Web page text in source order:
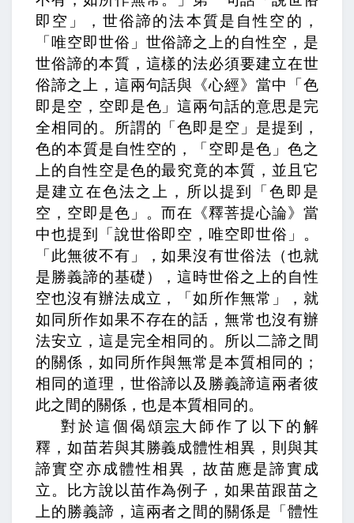
即空」，世俗諦的法本質是自性空的，
「唯空即世俗」世俗諦之上的自性空，是
世俗諦的本質，這樣的法必須要建立在世
俗諦之上，這兩句話與《心經》當中「色
即是空，空即是色」這兩句話的意思是完
全相同的。所謂的「色即是空」是提到，
色的本質是自性空的，「空即是色」色之
上的自性空是色的最究竟的本質，並且它
是建立在色法之上，所以提到「色即是
空，空即是色」。而在《釋菩提心論》當
中也提到「說世俗即空，唯空即世俗」。
「此無彼不有」，如果沒有世俗法（也就
是勝義諦的基礎），這時世俗之上的自性
空也沒有辦法成立，「如所作無常」，就
如同所作如果不存在的話，無常也沒有辦
法安立，這是完全相同的。所以二諦之間
的關係，如同所作與無常是本質相同的；
相同的道理，世俗諦以及勝義諦這兩者彼
此之間的關係，也是本質相同的。
對於這個偈頌宗 大師作了以下的解
釋， 如苗若與其勝義成體性相異，則與其
諦實空亦成體性相異，故苗應是諦實成
立。
比方說以苗作為例子，如果苗跟苗之
上的勝義諦，這兩者之間的關係是「體性